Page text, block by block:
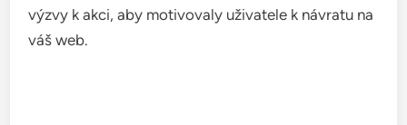
výzvy k akci, aby motivovaly uživatele k návratu na
váš web.